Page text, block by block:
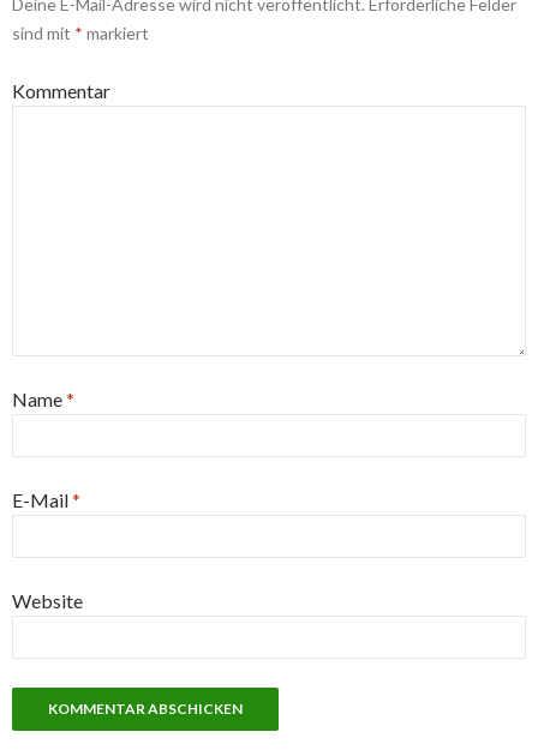
Deine E-Mail-Adresse wird nicht veröffentlicht. Erforderliche Felder
sind mit * markiert
Kommentar
Name*
E-Mail*
Website